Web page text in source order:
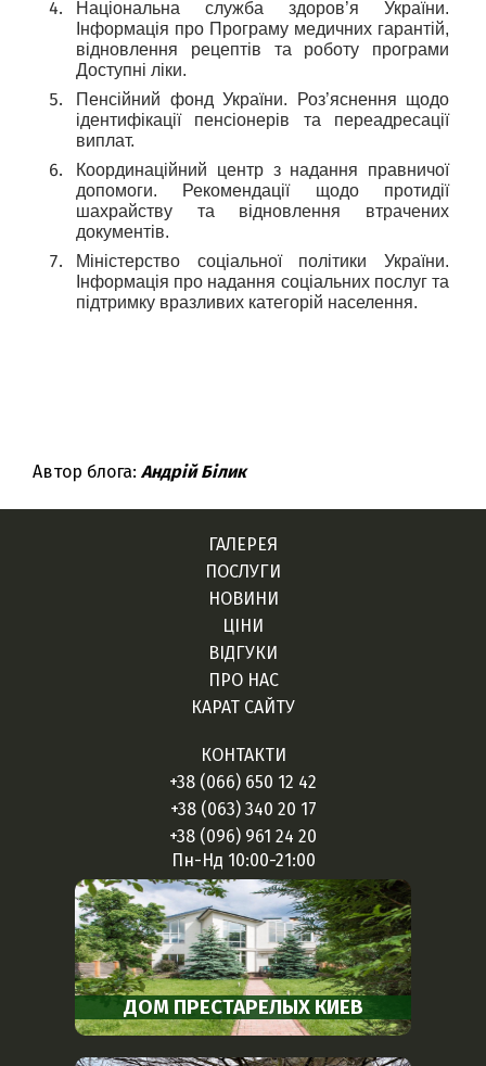
Національна служба здоров’я України.
Інформація про Програму медичних гарантій,
відновлення рецептів та роботу програми
Доступні ліки.
Пенсійний фонд України. Роз’яснення щодо
ідентифікації пенсіонерів та переадресації
виплат.
Координаційний центр з надання правничої
допомоги. Рекомендації щодо протидії
шахрайству та відновлення втрачених
документів.
Міністерство соціальної політики України.
Інформація про надання соціальних послуг та
підтримку вразливих категорій населення.
Автор блога: Андрій Білик
ГАЛЕРЕЯ
ПОСЛУГИ
НОВИНИ
ЦІНИ
ВІДГУКИ
ПРО НАС
КАРАТ САЙТУ
КОНТАКТИ
+38 (066) 650 12 42
+38 (063) 340 20 17
+38 (096) 961 24 20
Пн-Нд 10:00-21:00
ДОМ ПРЕСТАРЕЛЫХ КИЕВ